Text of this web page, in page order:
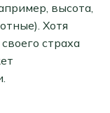
высота,
Хотя
страха